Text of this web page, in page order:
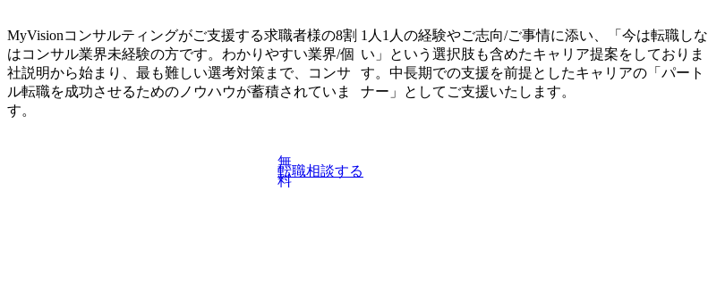
MyVisionコンサルティングがご支援する求職者様の8割
はコンサル業界未経験の方です。わかりやすい業界/個
社説明から始まり、最も難しい選考対策まで、コンサ
ル転職を成功させるためのノウハウが蓄積されていま
す。
1人1人の経験やご志向/ご事情に添い、「今は転職しな
い」という選択肢も含めたキャリア提案をしておりま
す。中長期での支援を前提としたキャリアの「パート
ナー」としてご支援いたします。
無
料
転職相談する